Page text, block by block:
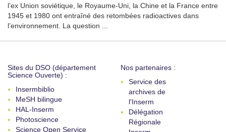
l’ex Union soviétique, le Royaume-Uni, la Chine et la France entre
1945 et 1980 ont entraîné des retombées radioactives dans
l’environnement. La question ...
Sites du DSO (département
Science Ouverte) :
Insermbiblio
MeSH bilingue
HAL-Inserm
Photoscience
Science Open Service
Nos partenaires :
Service des
archives de
l'Inserm
Délégation
Régionale